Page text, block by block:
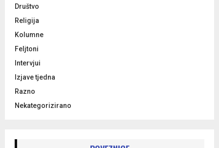
Društvo
Religija
Kolumne
Feljtoni
Intervjui
Izjave tjedna
Razno
Nekategorizirano